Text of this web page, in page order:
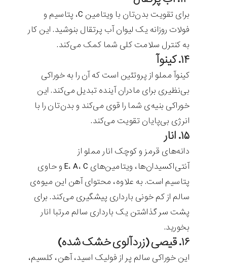
برای تقویت بدن‌تان با ویتامین C، پتاسیم و
فولات روزانه یک لیوان آب پرتقال بنوشید. این کار
به کنترل سلامت کلی شما کمک می‌کند.
۱۴. کینوآ
کینوآ مملو از پروتئین است که آن را به خوراکی
بی‌نظیری برای مادران آینده تبدیل می‌کند. این
خوراکی بنیه‌ی شما را قوی می‌کند و بدن‌تان را با
انرژی بی‌پایان تقویت می‌کند.
۱۵. انار
دانه‌های قرمز و کوچک انار مملو از
آنتی‌اکسیدان‌ها، ویتامین‌های E، A، C و حاوی
پتاسیم است. به علاوه، محتوای آهن این میوه‌ی
سالم از کم خونی بارداری پیشگیری می‌کند. برای
پشت سر گذاشتن یک بارداری سالم مرتبا انار
بخورید.
۱۶. قیصی (زردآلوی خشک شده)
این خوراکی سالم پر از فولیک اسید، آهن، کلسیم،